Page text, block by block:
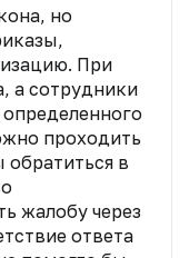
но
При
а сотрудники
проходить
в
жалобу через
ответа